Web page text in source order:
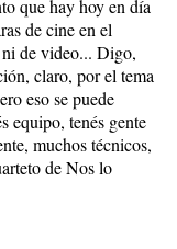
que hay hoy en día
de cine en el
ni de video... Digo,
claro, por el tema
eso se puede
equipo, tenés gente
muchos técnicos,
de Nos lo